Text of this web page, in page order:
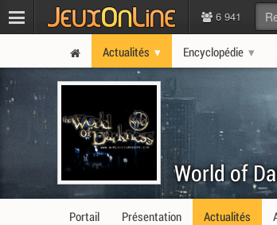
6 941
Actualités Encyclopédie
World of
Portail Présentation Actualités